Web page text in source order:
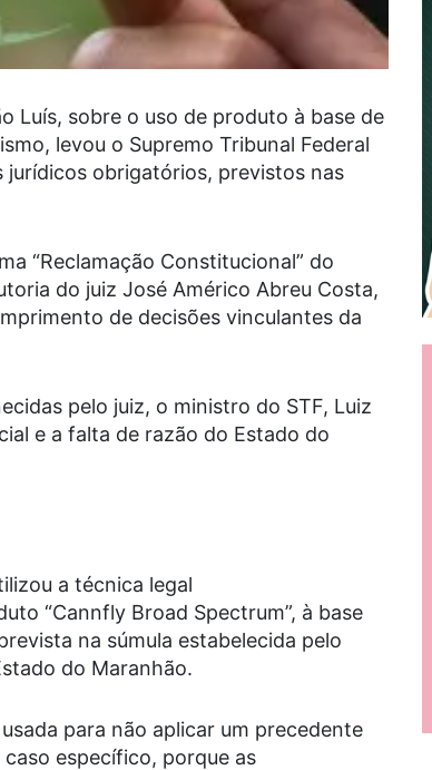
Luís, sobre o uso de produto à base de
levou o Supremo Tribunal Federal
obrigatórios, previstos nas
“Reclamação Constitucional” do
do juiz José Américo Abreu Costa,
de decisões vinculantes da
pelo juiz, o ministro do STF, Luiz
e a falta de razão do Estado do
a técnica legal
“Cannfly Broad Spectrum”, à base
na súmula estabelecida pelo
do Maranhão.
para não aplicar um precedente
específico, porque as